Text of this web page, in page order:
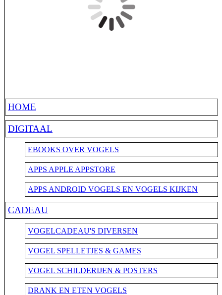
HOME
DIGITAAL
EBOOKS OVER VOGELS
APPS APPLE APPSTORE
APPS ANDROID VOGELS EN VOGELS KIJKEN
CADEAU
VOGELCADEAU'S DIVERSEN
VOGEL SPELLETJES & GAMES
VOGEL SCHILDERIJEN & POSTERS
DRANK EN ETEN VOGELS